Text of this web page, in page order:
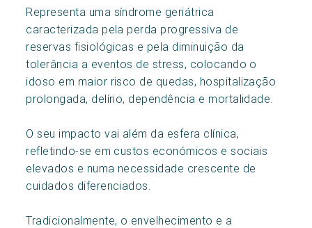
Representa uma síndrome geriátrica
caracterizada pela perda progressiva de
reservas fisiológicas e pela diminuição da
tolerância a eventos de stress, colocando o
idoso em maior risco de quedas, hospitalização
prolongada, delírio, dependência e mortalidade.
O seu impacto vai além da esfera clínica,
refletindo-se em custos económicos e sociais
elevados e numa necessidade crescente de
cuidados diferenciados.
Tradicionalmente, o envelhecimento e a